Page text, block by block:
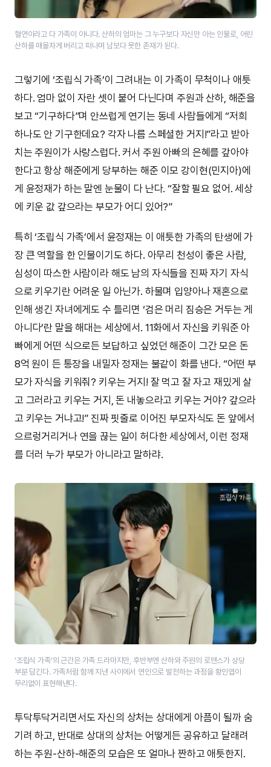
혈연이라고 다 가족이 아니다. 산하의 엄마는 그 누구보다 자신만 아는 인물로, 어린
산하를 매몰차게 버리고 떠나며 남보다 못한 존재가 된다.
그렇기에 ‘조립식 가족’이 그려내는 이 가족이 무척이나 애틋
하다. 엄마 없이 자란 셋이 붙어 다닌다며 주원과 산하, 해준을
보고 “기구하다”며 안쓰럽게 연기는 동네 사람들에게 “저희
하나도 안 기구한데요? 각자 나름 스페셜한 거지!”라고 받아
치는 주원이가 사랑스럽다. 커서 주원 아빠의 은혜를 갚아야
한다고 항상 해준에게 당부하는 해준 이모 강이현(민지아)에
게 윤정재가 하는 말엔 눈물이 다 난다. “잘할 필요 없어. 세상
에 키운 값 갚으라는 부모가 어디 있어?”
특히 ‘조립식 가족’에서 윤정재는 이 애틋한 가족의 탄생에 가
장 큰 역할을 한 인물이기도 하다. 아무리 천성이 좋은 사람,
심성이 따스한 사람이라 해도 남의 자식들을 진짜 자기 자식
으로 키우기란 어려운 일 아닌가. 하물며 입양아나 재혼으로
인해 생긴 자녀에게도 수 틀리면 ‘검은 머리 짐승은 거두는 게
아니다’란 말을 해대는 세상에서. 11화에서 자신을 키워준 아
빠에게 어떤 식으로든 보답하고 싶었던 해준이 그간 모은 돈
8억 원이 든 통장을 내밀자 정재는 불같이 화를 낸다. “어떤 부
모가 자식을 키워줘? 키우는 거지! 잘 먹고 잘 자고 재밌게 살
고 그러라고 키우는 거지, 돈 내놓으라고 키우는 거야? 갚으라
고 키우는 거냐고!” 진짜 핏줄로 이어진 부모자식도 돈 앞에서
으르렁거리거나 연을 끊는 일이 허다한 세상에서, 이런 정재
를 더러 누가 부모가 아니라고 말하랴.
‘조립식 가족’의 근간은 가족 드라마지만, 후반부엔 산하와 주원의 로맨스가 상당
부분 담긴다. 가족처럼 함께 지낸 사이에서 연인으로 발전하는 과정을 황인엽이
무리없이 표현해낸다.
투닥투닥거리면서도 자신의 상처는 상대에게 아픔이 될까 숨
기려 하고, 반대로 상대의 상처는 어떻게든 공유하고 달래려
하는 주원-산하-해준의 모습은 또 얼마나 짠하고 애틋한지.